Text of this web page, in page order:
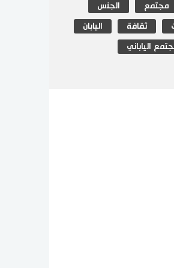
مجتمع الجنس
ثقافة اليابان
الياباني